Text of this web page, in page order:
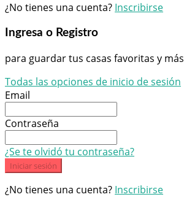
¿No tienes una cuenta? Inscribirse
Ingresa o Registro
para guardar tus casas favoritas y más
Todas las opciones de inicio de sesión
Email
Contraseña
¿Se te olvidó tu contraseña?
Iniciar sesión
¿No tienes una cuenta? Inscribirse